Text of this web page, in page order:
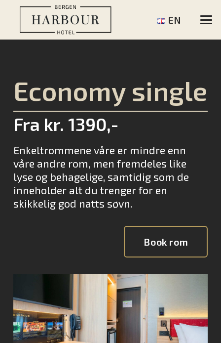
EN
Economy single
Fra kr. 1390,-
Enkeltrommene våre er mindre enn
våre andre rom, men fremdeles like
lyse og behagelige, samtidig som de
inneholder alt du trenger for en
skikkelig god natts søvn.
Book rom